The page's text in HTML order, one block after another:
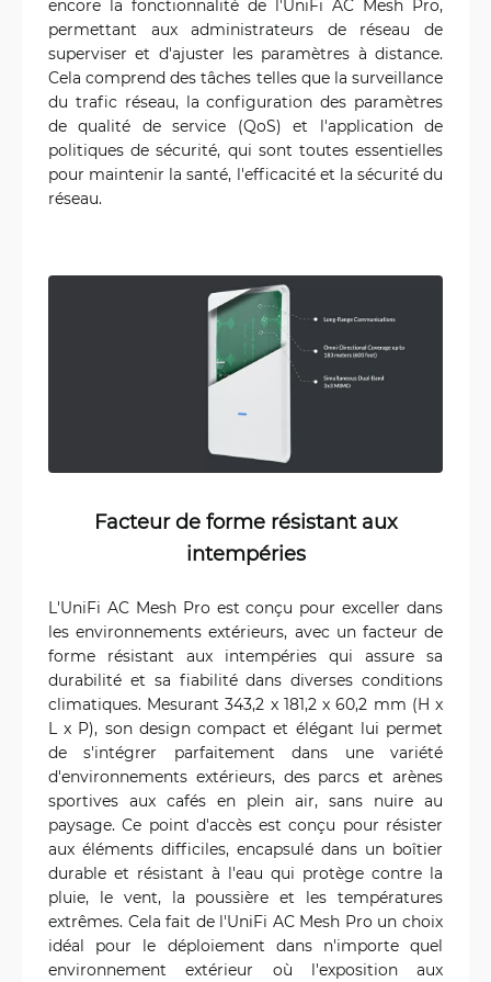
encore la fonctionnalité de l'UniFi AC Mesh Pro,
permettant aux administrateurs de réseau de
superviser et d'ajuster les paramètres à distance.
Cela comprend des tâches telles que la surveillance
du trafic réseau, la configuration des paramètres
de qualité de service (QoS) et l'application de
politiques de sécurité, qui sont toutes essentielles
pour maintenir la santé, l'efficacité et la sécurité du
réseau.
Facteur de forme résistant aux
intempéries
L'UniFi AC Mesh Pro est conçu pour exceller dans
les environnements extérieurs, avec un facteur de
forme résistant aux intempéries qui assure sa
durabilité et sa fiabilité dans diverses conditions
climatiques. Mesurant 343,2 x 181,2 x 60,2 mm (H x
L x P), son design compact et élégant lui permet
de s'intégrer parfaitement dans une variété
d'environnements extérieurs, des parcs et arènes
sportives aux cafés en plein air, sans nuire au
paysage. Ce point d'accès est conçu pour résister
aux éléments difficiles, encapsulé dans un boîtier
durable et résistant à l'eau qui protège contre la
pluie, le vent, la poussière et les températures
extrêmes. Cela fait de l'UniFi AC Mesh Pro un choix
idéal pour le déploiement dans n'importe quel
environnement extérieur où l'exposition aux